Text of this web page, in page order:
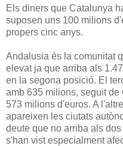
Els diners que Catalunya
suposen uns 100 milions
propers cinc anys.
Andalusia és la comunitat
elevat ja que arriba als
en la segona posició. El
amb 635 milions, seguit
573 milions d'euros. A
apareixen les ciutats
deute que no arriba als
s'han vist especialment